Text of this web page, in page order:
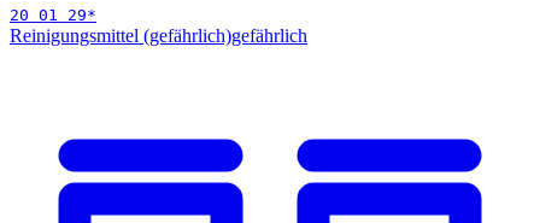
20 01 29*
Reinigungsmittel (gefährlich)gefährlich